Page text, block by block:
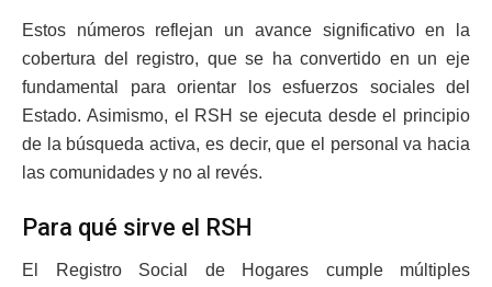
Estos números reflejan un avance significativo en la
cobertura del registro, que se ha convertido en un eje
fundamental para orientar los esfuerzos sociales del
Estado. Asimismo, el RSH se ejecuta desde el principio
de la búsqueda activa, es decir, que el personal va hacia
las comunidades y no al revés.
Para qué sirve el RSH
El Registro Social de Hogares cumple múltiples